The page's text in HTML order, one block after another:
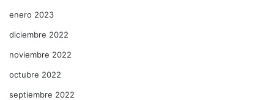
enero 2023
diciembre 2022
noviembre 2022
octubre 2022
septiembre 2022